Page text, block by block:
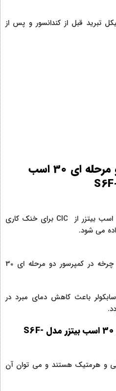
تبرید قبل از کندانسور و پس از
موارد مدل کمپرسور دو مرحله‌ ای 30 اسب
در کمپرسورهای دو مرحله ای 30 اسب بیتزر از CIC برای خنک کاری
می شود.
از سابکولر برای افزایش راندمان چرخه در کمپرسور دو مرحله ای 30
های 30 اسب سابکولر باعث کاهش دمای مبرد در
تعمیر کمپرسور دو مرحله‌ ای 30 اسب بیتزر مدل S6F-
و هرمتیک هستند و می توان آن